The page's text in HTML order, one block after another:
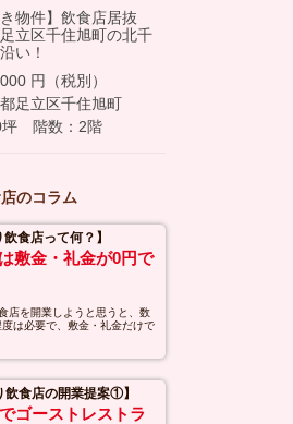
き物件】飲食店居抜
立区千住旭町の北千
い！
円（税別）
足立区千住旭町
坪 階数：2階
のコラム
飲食店って何？】
敷金・礼金が0円で
店を開業しようと思うと、数
は必要で、敷金・礼金だけで
飲食店の開業提案①】
ゴーストレストラ